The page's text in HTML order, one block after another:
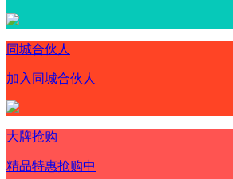
同城合伙人
加入同城合伙人
大牌抢购
精品特惠抢购中